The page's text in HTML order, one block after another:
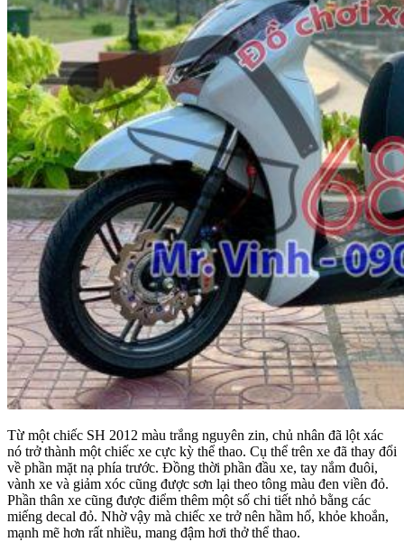
Từ một chiếc SH 2012 màu trắng nguyên zin, chủ nhân đã lột xác
nó trở thành một chiếc xe cực kỳ thể thao. Cụ thể trên xe đã thay đổi
về phần mặt nạ phía trước. Đồng thời phần đầu xe, tay nắm đuôi,
vành xe và giảm xóc cũng được sơn lại theo tông màu đen viền đỏ.
Phần thân xe cũng được điểm thêm một số chi tiết nhỏ bằng các
miếng decal đỏ. Nhờ vậy mà chiếc xe trở nên hầm hố, khỏe khoắn,
mạnh mẽ hơn rất nhiều, mang đậm hơi thở thể thao.